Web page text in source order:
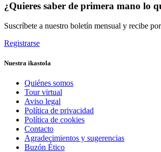
¿Quieres saber de primera mano lo
Suscríbete a nuestro boletín mensual y recibe
Registrarse
Nuestra ikastola
Quiénes somos
Tour virtual
Aviso legal
Política de privacidad
Política de cookies
Contacto
Agradecimientos y sugerencias
Buzón Ético